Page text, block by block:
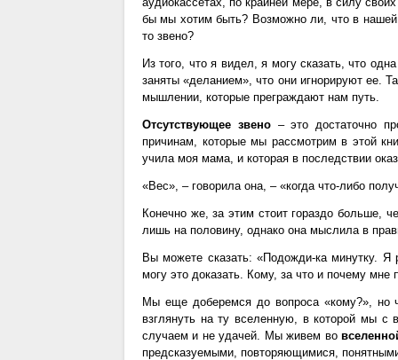
бы мы хотим быть? Возможно ли, что в нашей
то звено?
Из того, что я видел, я могу сказать, что
заняты «деланием», что они игнорируют ее.
мышлении, которые преграждают нам путь.
Отсутствующее звено– это достаточно
причинам, которые мы рассмотрим в этой
учила моя мама, и которая в последствии
«Вес», – говорила она, – «когда что-либо
Конечно же, за этим стоит гораздо больше,
лишь на половину, однако она мыслила в
Вы можете сказать: «Подожди-ка минутку. Я
могу это доказать. Кому, за что и почему мне
Мы еще доберемся до вопроса «кому?», но
взглянуть на ту вселенную, в которой мы
случаем и не удачей. Мы живем во
предсказуемыми, повторяющимися,